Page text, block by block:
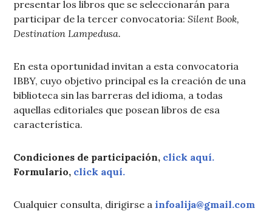
presentar los libros que se seleccionarán para
participar de la tercer convocatoria:Silent Book,
Destination Lampedusa.
En esta oportunidad invitan a esta convocatoria
IBBY, cuyo objetivo principal es la creación de una
biblioteca sin las barreras del idioma, a todas
aquellas editoriales que posean libros de esa
característica.
Condiciones de participación, click aquí.
Formulario, click aquí.
Cualquier consulta, dirigirse a infoalija@gmail.com